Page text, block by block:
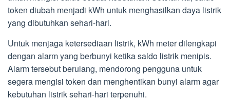
token diubah menjadi kWh untuk menghasilkan daya listrik
yang dibutuhkan sehari-hari.
Untuk menjaga ketersediaan listrik, kWh meter dilengkapi
dengan alarm yang berbunyi ketika saldo listrik menipis.
Alarm tersebut berulang, mendorong pengguna untuk
segera mengisi token dan menghentikan bunyi alarm agar
kebutuhan listrik sehari-hari terpenuhi.